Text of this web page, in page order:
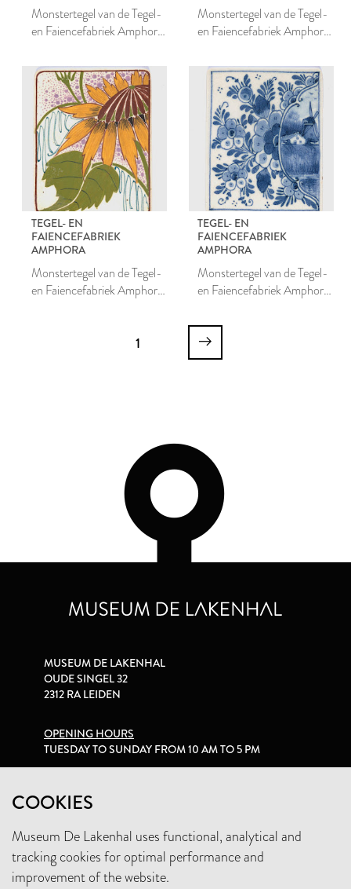
Monstertegel van de Tegel-
en Faiencefabriek Amphora
Monstertegel van de Tegel-
en Faiencefabriek Amphora
TEGEL- EN
FAIENCEFABRIEK
AMPHORA
Monstertegel van de Tegel-
en Faiencefabriek Amphora
TEGEL- EN
FAIENCEFABRIEK
AMPHORA
Monstertegel van de Tegel-
en Faiencefabriek Amphora
1
COOKIES
Museum De Lakenhal uses functional, analytical and
tracking cookies for optimal performance and
improvement of the website.
MUSEUM DE LAKENHAL
OUDE SINGEL 32
2312 RA LEIDEN
OPENING HOURS
TUESDAY TO SUNDAY FROM 10 AM TO 5 PM
+31 (0)71 5165360
INFO@LAKENHAL.NL